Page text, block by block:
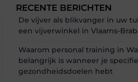
RECENTE BERICHTEN
De vijver als blikvanger in uw
een vijverwinkel in Vlaams-
Waarom personal training in
belangrijk is wanneer je
gezondheidsdoelen hebt